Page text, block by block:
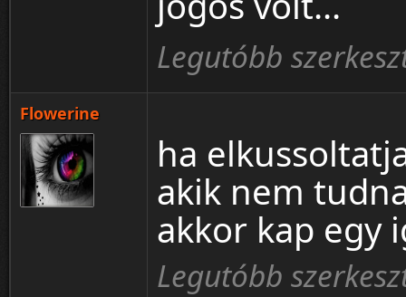
Legutóbb
Flowerine
ha
akik nem
akkor kap egy
Legutóbb